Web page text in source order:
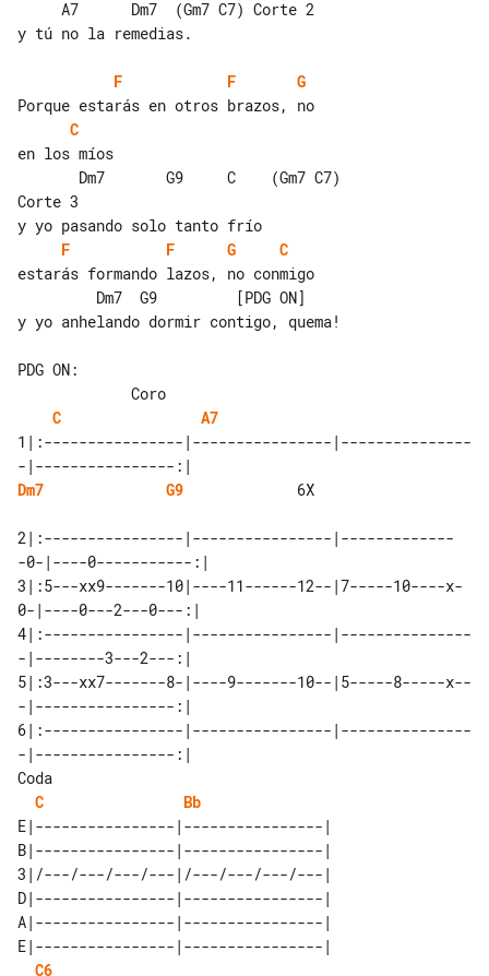
y tú no la remedias.
F F
G
C
en los míos
Corte 3
F
F G
C
estarás formando lazos, no conmigo
y yo anhelando dormir contigo, quema!
PDG ON:
C
A7
1|:----------------|----------------|---------------
Dm7
G9
             6X
2|:----------------|----------------|-------------
-0-|----0-----------:|
3|:5---xx9-------10|----11------12--|7-----10----x-
0-|----0---2---0---:|
4|:----------------|----------------|---------------
-|--------3---2---:|
5|:3---xx7-------8-|----9-------10--|5-----8-----x--
-|----------------:|
6|:----------------|----------------|---------------
Coda
C
Bb
E|----------------|----------------|
B|----------------|----------------|
3|/---/---/---/---|/---/---/---/---|
D|----------------|----------------|
A|----------------|----------------|
E|----------------|----------------|
C6